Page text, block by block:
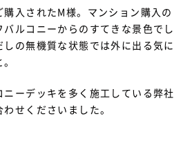
入されたM様。マンション購入の
ルコニーからのすてきな景色でし
の無機質な状態では外に出る気に
ーデッキを多く施工している弊社
せくださいました。